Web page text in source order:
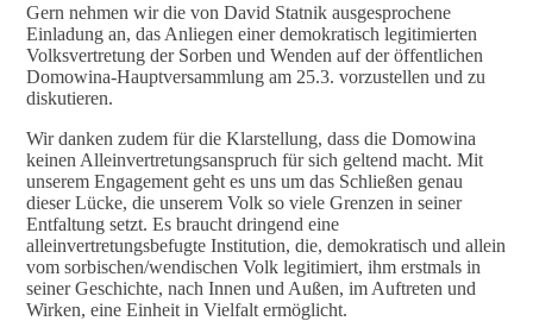
Gern nehmen wir die von David Statnik ausgesprochene
Einladung an, das Anliegen einer demokratisch legitimierten
Volksvertretung der Sorben und Wenden auf der öffentlichen
Domowina-Hauptversammlung am 25.3. vorzustellen und zu
diskutieren.
Wir danken zudem für die Klarstellung, dass die Domowina
keinen Alleinvertretungsanspruch für sich geltend macht. Mit
unserem Engagement geht es uns um das Schließen genau
dieser Lücke, die unserem Volk so viele Grenzen in seiner
Entfaltung setzt. Es braucht dringend eine
alleinvertretungsbefugte Institution, die, demokratisch und allein
vom sorbischen/wendischen Volk legitimiert, ihm erstmals in
seiner Geschichte, nach Innen und Außen, im Auftreten und
Wirken, eine Einheit in Vielfalt ermöglicht.